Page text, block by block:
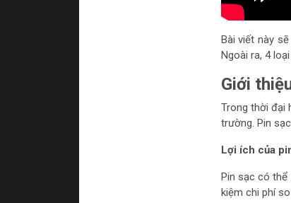
Bài viết này
Ngoài ra, 4
Giới
Trong thời đại
trường. Pin
Lợi ích của
Pin sạc có
kiệm chi phí